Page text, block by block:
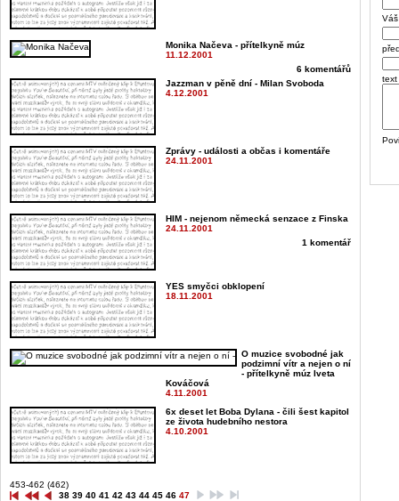
Monika Načeva - přítelkyně múz
11.12.2001
6 komentářů
Jazzman v pěně dní - Milan Svoboda
4.12.2001
Zprávy - události a občas i komentáře
24.11.2001
HIM - nejenom německá senzace z Finska
24.11.2001
1 komentář
YES smyčci obklopení
18.11.2001
O muzice svobodné jak
podzimní vítr a nejen o ní
- přítelkyně múz Iveta
Kováčová
4.11.2001
6x deset let Boba Dylana - čili šest kapitol
ze života hudebního nestora
4.10.2001
453-462 (462)
38 39 40 41 42 43 44 45 46 47
text